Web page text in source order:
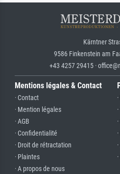
Kärntner
9586 Finkenstein am
+43 4257 29415 ·
Mentions légales & Contact
· Contact
· Mention légales
· AGB
· Confidentialité
· Droit de rétractation
· Plaintes
· A propos de nous